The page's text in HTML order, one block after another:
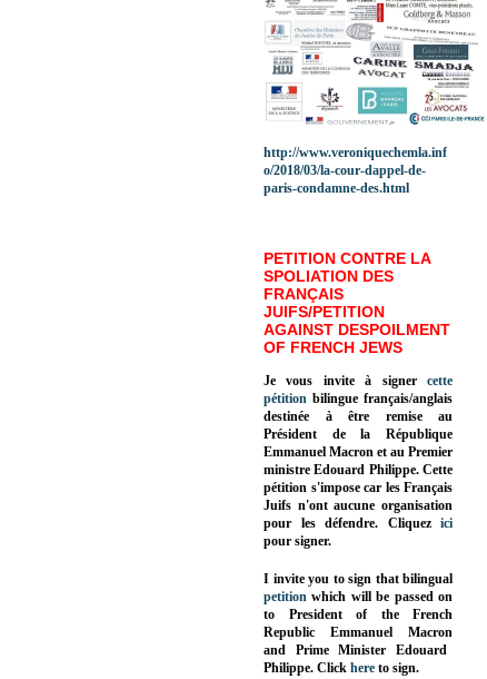
http://www.veroniquechemla.inf
o/2018/03/la-cour-dappel-de-
paris-condamne-des.html
PETITION CONTRE LA
SPOLIATION DES
FRANÇAIS
JUIFS/PETITION
AGAINST DESPOILMENT
OF FRENCH JEWS
Je vous invite à signer cette
pétition bilingue français/anglais
destinée à être remise au
Président de la République
Emmanuel Macron et au Premier
ministre Edouard Philippe. Cette
pétition s'impose car les Français
Juifs n'ont aucune organisation
pour les défendre. Cliquez
ici
pour signer.
I invite you to sign that bilingual
petition which will be passed on
to President of the French
Republic Emmanuel Macron
and Prime Minister Edouard
Philippe. Click here to sign.